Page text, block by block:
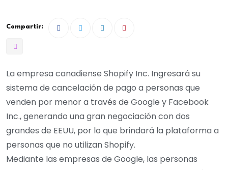
Compartir:
La empresa canadiense Shopify Inc. Ingresará su
sistema de cancelación de pago a personas que
venden por menor a través de Google y Facebook
Inc., generando una gran negociación con dos
grandes de EEUU, por lo que brindará la plataforma a
personas que no utilizan Shopify.
Mediante las empresas de Google, las personas